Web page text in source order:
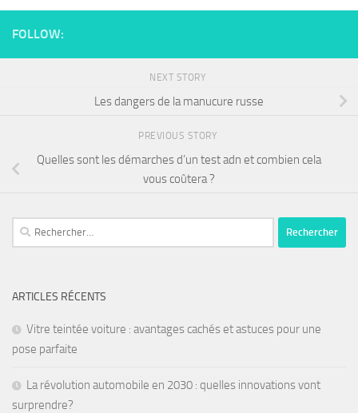
FOLLOW:
NEXT STORY
Les dangers de la manucure russe
PREVIOUS STORY
Quelles sont les démarches d’un test adn et combien cela
vous coûtera ?
ARTICLES RÉCENTS
Vitre teintée voiture : avantages cachés et astuces pour une
pose parfaite
La révolution automobile en 2030 : quelles innovations vont
surprendre?